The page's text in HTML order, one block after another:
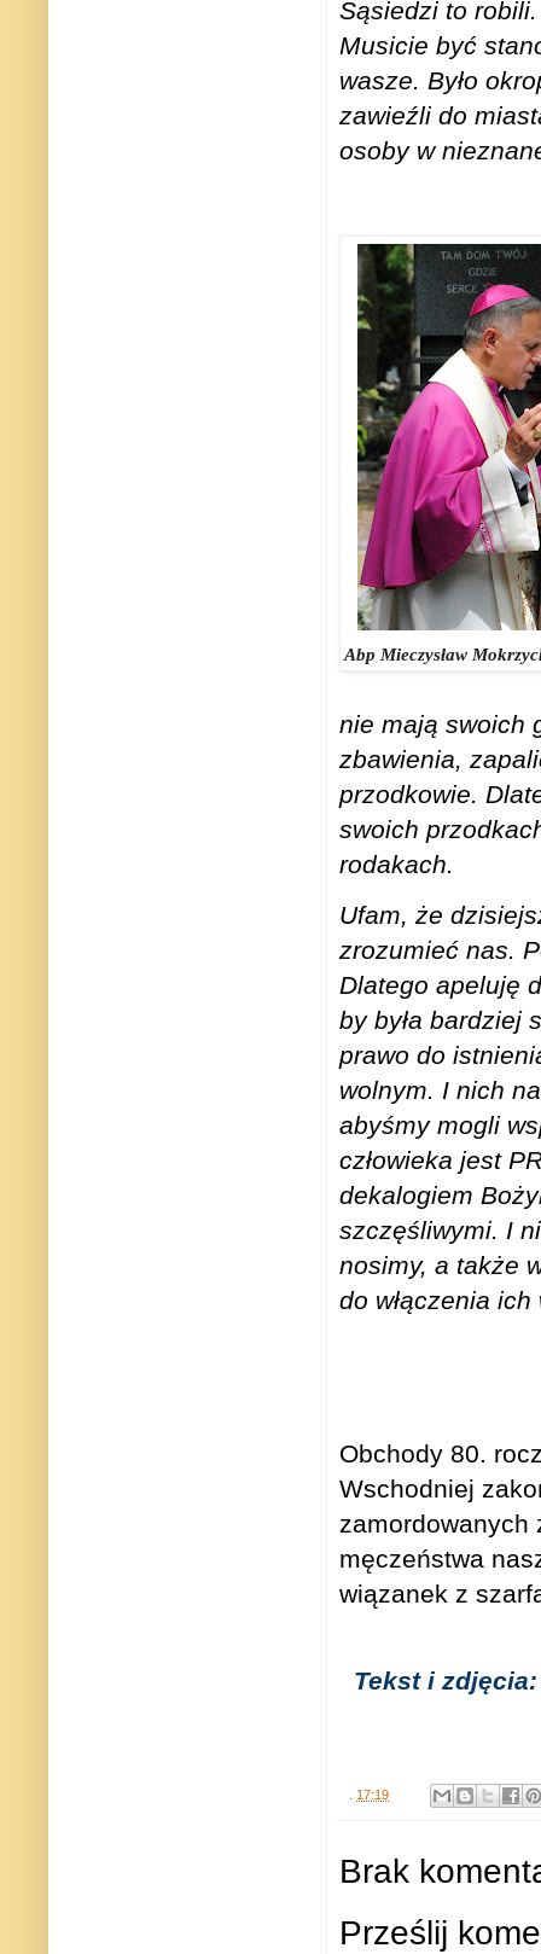
Sąsiedzi to
Musicie być
wasze. Było
zawieźli do
osoby w
Abp Mieczysław
nie mają swoich
zbawienia,
przodkowie.
swoich
rodakach.
Ufam, że
zrozumieć nas.
Dlatego apeluję
by była bardziej
prawo do
wolnym. I nich
abyśmy mogli
człowieka jest
dekalogiem
szczęśliwymi. I
nosimy, a także
do włączenia
Obchody 80.
Wschodniej
zamordowanych
męczeństwa
wiązanek z
Tekst i
17:19
Brak
Prześlij